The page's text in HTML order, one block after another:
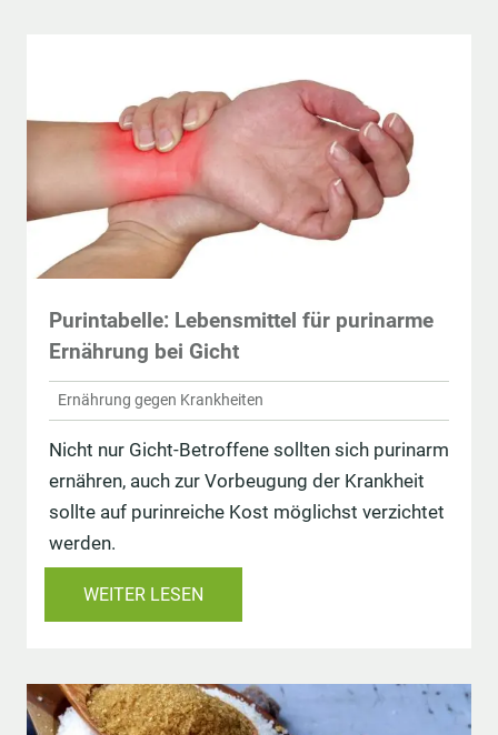
Purintabelle: Lebensmittel für purinarme
Ernährung bei Gicht
Ernährung gegen Krankheiten
Nicht nur Gicht-Betroffene sollten sich purinarm
ernähren, auch zur Vorbeugung der Krankheit
sollte auf purinreiche Kost möglichst verzichtet
werden.
WEITER LESEN